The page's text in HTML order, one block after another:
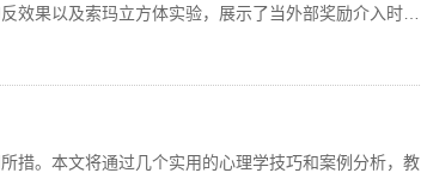
效果以及索玛立方体实验，展示了当外部奖励介入时，
措。本文将通过几个实用的心理学技巧和案例分析，教